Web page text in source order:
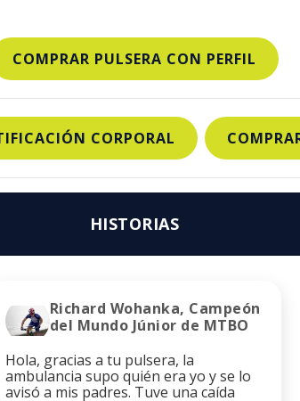
COMPRAR PULSERA CON PERFIL
CORPORAL
HISTORIAS
Richard Wohanka, Campeón
del Mundo Júnior de MTBO
Hola, gracias a tu pulsera, la
ambulancia supo quién era yo y se lo
avisó a mis padres. Tuve una caída